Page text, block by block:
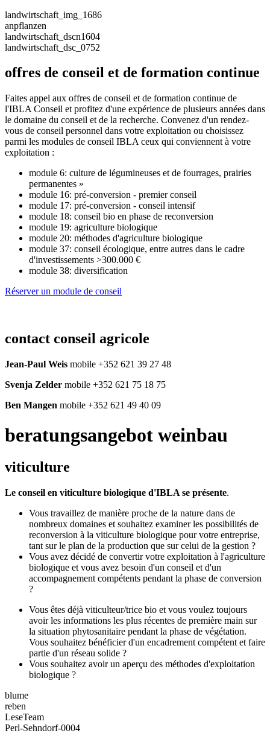
landwirtschaft_img_1686
anpflanzen
landwirtschaft_dscn1604
landwirtschaft_dsc_0752
offres de conseil et de formation continue
Faites appel aux offres de conseil et de formation continue de
l'IBLA Conseil et profitez d'une expérience de plusieurs années dans
le domaine du conseil et de la recherche. Convenez d'un rendez-
vous de conseil personnel dans votre exploitation ou choisissez
parmi les modules de conseil IBLA ceux qui conviennent à votre
exploitation :
module 6: culture de légumineuses et de fourrages, prairies
permanentes »
module 16: pré-conversion - premier conseil
module 17: pré-conversion - conseil intensif
module 18: conseil bio en phase de reconversion
module 19: agriculture biologique
module 20: méthodes d'agriculture biologique
module 37: conseil écologique, entre autres dans le cadre
d'investissements >300.000 €
module 38: diversification
Réserver un module de conseil
contact conseil agricole
Jean-Paul Weis mobile +352 621 39 27 48
Svenja Zelder mobile +352 621 75 18 75
Ben Mangen mobile +352 621 49 40 09
beratungsangebot weinbau
viticulture
Le conseil en viticulture biologique d'IBLA se présente.
Vous travaillez de manière proche de la nature dans de
nombreux domaines et souhaitez examiner les possibilités de
reconversion à la viticulture biologique pour votre entreprise,
tant sur le plan de la production que sur celui de la gestion ?
Vous avez décidé de convertir votre exploitation à l'agriculture
biologique et vous avez besoin d'un conseil et d'un
accompagnement compétents pendant la phase de conversion
?
Vous êtes déjà viticulteur/trice bio et vous voulez toujours
avoir les informations les plus récentes de première main sur
la situation phytosanitaire pendant la phase de végétation.
Vous souhaitez bénéficier d'un encadrement compétent et faire
partie d'un réseau solide ?
Vous souhaitez avoir un aperçu des méthodes d'exploitation
biologique ?
blume
reben
LeseTeam
Perl-Sehndorf-0004